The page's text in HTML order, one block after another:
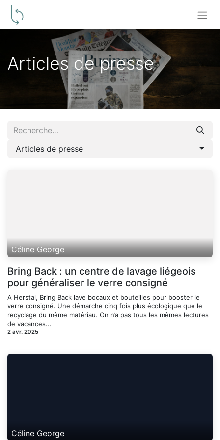
Articles de presse
Articles de presse
Céline George
Bring Back : un centre de lavage liégeois
pour généraliser le verre consigné
A Herstal, Bring Back lave bocaux et bouteilles pour booster le
verre consigné. Une démarche cinq fois plus écologique que le
recyclage du même matériau. On n’a pas tous les mêmes lectures
de vacances...
2 avr. 2025
Céline George